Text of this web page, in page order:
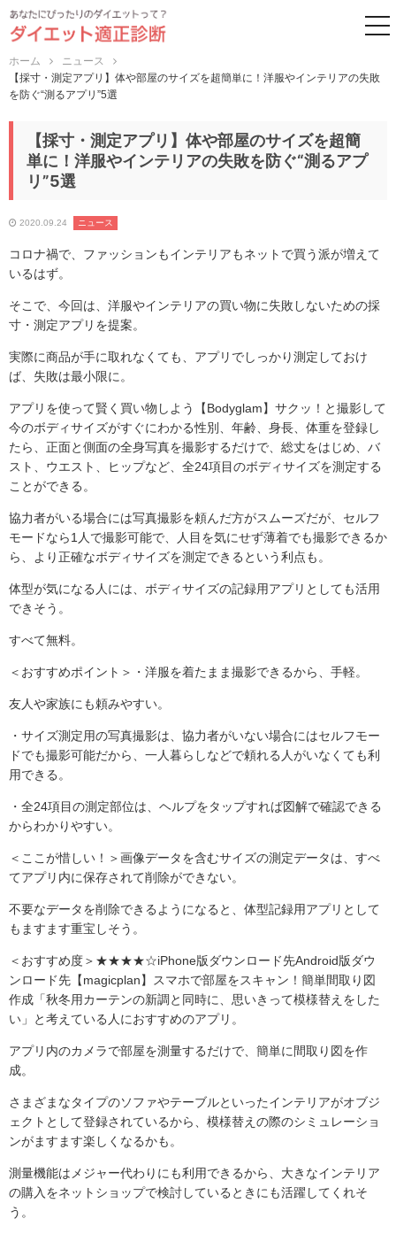
ホーム
ニュース
【採寸・測定アプリ】体や部屋のサイズを超簡単に！洋服やインテリアの失敗
を防ぐ“測るアプリ”5選
【採寸・測定アプリ】体や部屋のサイズを超簡
単に！洋服やインテリアの失敗を防ぐ“測るアプ
リ”5選
2020.09.24 ニュース
コロナ禍で、ファッションもインテリアもネットで買う派が増えて
いるはず。
そこで、今回は、洋服やインテリアの買い物に失敗しないための採
寸・測定アプリを提案。
実際に商品が手に取れなくても、アプリでしっかり測定しておけ
ば、失敗は最小限に。
アプリを使って賢く買い物しよう【Bodyglam】サクッ！と撮影して
今のボディサイズがすぐにわかる性別、年齢、身長、体重を登録し
たら、正面と側面の全身写真を撮影するだけで、総丈をはじめ、バ
スト、ウエスト、ヒップなど、全24項目のボディサイズを測定する
ことができる。
協力者がいる場合には写真撮影を頼んだ方がスムーズだが、セルフ
モードなら1人で撮影可能で、人目を気にせず薄着でも撮影できるか
ら、より正確なボディサイズを測定できるという利点も。
体型が気になる人には、ボディサイズの記録用アプリとしても活用
できそう。
すべて無料。
＜おすすめポイント＞・洋服を着たまま撮影できるから、手軽。
友人や家族にも頼みやすい。
・サイズ測定用の写真撮影は、協力者がいない場合にはセルフモー
ドでも撮影可能だから、一人暮らしなどで頼れる人がいなくても利
用できる。
・全24項目の測定部位は、ヘルプをタップすれば図解で確認できる
からわかりやすい。
＜ここが惜しい！＞画像データを含むサイズの測定データは、すべ
てアプリ内に保存されて削除ができない。
不要なデータを削除できるようになると、体型記録用アプリとして
もますます重宝しそう。
＜おすすめ度＞★★★★☆iPhone版ダウンロード先Android版ダウ
ンロード先【magicplan】スマホで部屋をスキャン！簡単間取り図
作成「秋冬用カーテンの新調と同時に、思いきって模様替えをした
い」と考えている人におすすめのアプリ。
アプリ内のカメラで部屋を測量するだけで、簡単に間取り図を作
成。
さまざまなタイプのソファやテーブルといったインテリアがオブジ
ェクトとして登録されているから、模様替えの際のシミュレーショ
ンがますます楽しくなるかも。
測量機能はメジャー代わりにも利用できるから、大きなインテリア
の購入をネットショップで検討しているときにも活躍してくれそ
う。